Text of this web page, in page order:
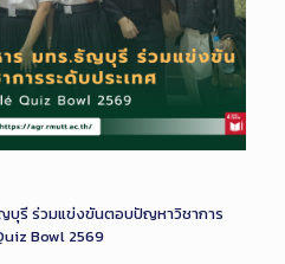
บุรี ร่วมแข่งขันตอบปัญหาวิชาการ
Bowl 2569